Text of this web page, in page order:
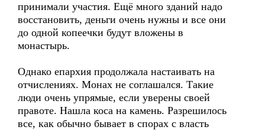
принимали участия. Ещё много зданий надо
восстановить, деньги очень нужны и все они
до одной копеечки будут вложены в
монастырь.
Однако епархия продолжала настаивать на
отчислениях. Монах не соглашался. Такие
люди очень упрямые, если уверены своей
правоте. Нашла коса на камень. Разрешилось
все, как обычно бывает в спорах с власть